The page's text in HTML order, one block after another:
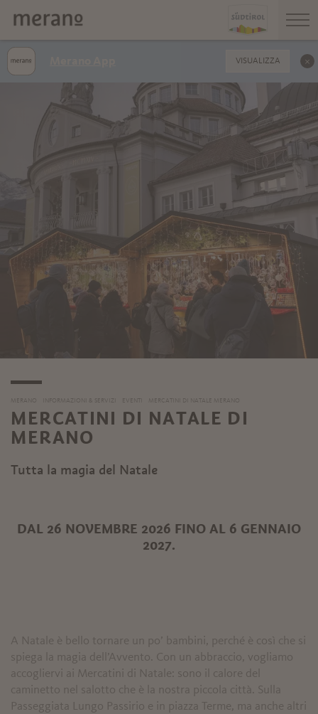
MERANO INFORMAZIONI & SERVIZI EVENTI MERCATINI DI NATALE MERANO
MERCATINI DI NATALE DI
MERANO
Tutta la magia del Natale
DAL 26 NOVEMBRE 2026 FINO AL 6 GENNAIO
2027.
A Natale è bello tornare un po’ bambini, perché è così che si
spiega la magia dell’Avvento. Con un abbraccio, vogliamo
accogliervi ai Mercatini di Natale: sono il calore del
caminetto nel salotto che è la nostra piccola città. Sulla
Passeggiata Lungo Passirio e in piazza Terme, ma anche altri
VISUALIZZA